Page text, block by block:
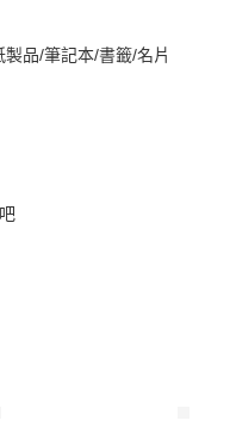
品/筆記本/書籤/名片